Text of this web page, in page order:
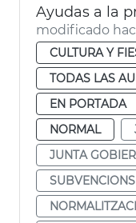
modificado
CULTURA Y
TODAS LAS
EN PORTADA
NORMAL
JUNTA
SUBVENCIONS